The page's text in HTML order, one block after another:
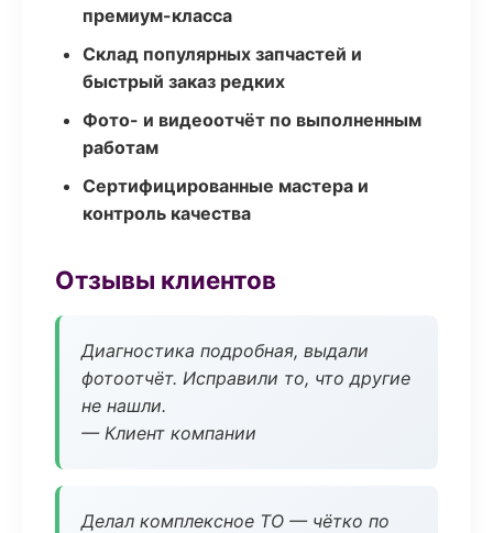
премиум-класса
Склад популярных запчастей и
быстрый заказ редких
Фото- и видеоотчёт по выполненным
работам
Сертифицированные мастера и
контроль качества
Отзывы клиентов
Диагностика подробная, выдали
фотоотчёт. Исправили то, что другие
не нашли.
— Клиент компании
Делал комплексное ТО — чётко по